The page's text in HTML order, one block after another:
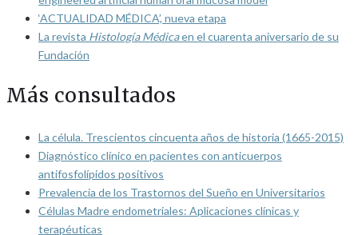
‘ACTUALIDAD MÉDICA’, nueva etapa
La revista Histología Médicaen el cuarenta aniversario de su
Fundación
Más consultados
La célula. Trescientos cincuenta años de historia (1665-2015)
Diagnóstico clínico en pacientes con anticuerpos
antifosfolípidos positivos
Prevalencia de los Trastornos del Sueño en Universitarios
Células Madre endometriales: Aplicaciones clínicas y
terapéuticas